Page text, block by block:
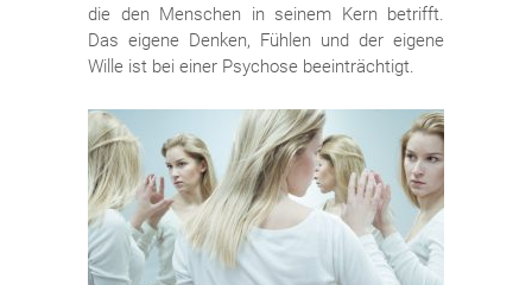
die den Menschen in seinem Kern betrifft.
Das eigene Denken, Fühlen und der eigene
Wille ist bei einer Psychose beeinträchtigt.